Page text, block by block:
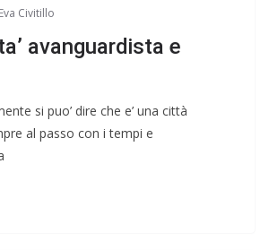
Eva Civitillo
avanguardista e
si puo’ dire che e’ una città
al passo con i tempi e